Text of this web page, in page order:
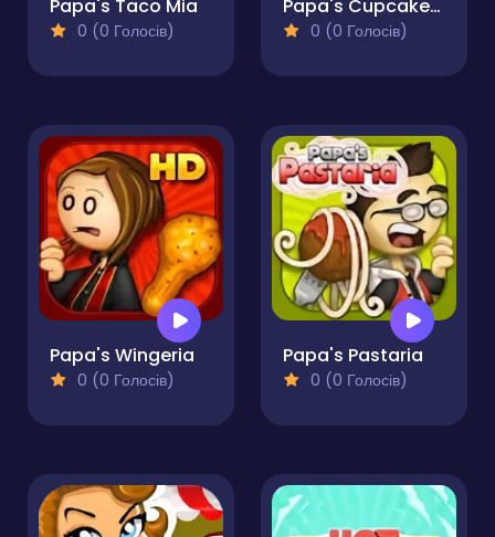
Papa's Taco Mia
0 (0 Голосів)
Papa's Cupcakeria
0 (0 Голосів)
Papa's Wingeria
0 (0 Голосів)
Papa's Pastaria
0 (0 Голосів)